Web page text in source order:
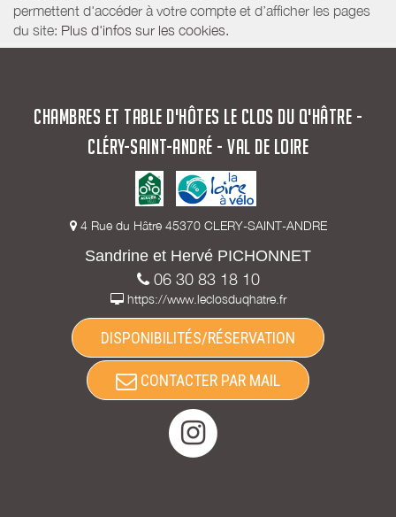
permettent d'accéder à votre compte et d’afficher les pages
du site: Plus d'infos sur les cookies.
CHAMBRES ET TABLE D'HÔTES LE CLOS DU Q'HÂTRE -
CLÉRY-SAINT-ANDRÉ - VAL DE LOIRE
4 Rue du Hâtre 45370 CLERY-SAINT-ANDRE
Sandrine et Hervé PICHONNET
06 30 83 18 10
https://www.leclosduqhatre.fr
DISPONIBILITÉS/RÉSERVATION
CONTACTER PAR MAIL